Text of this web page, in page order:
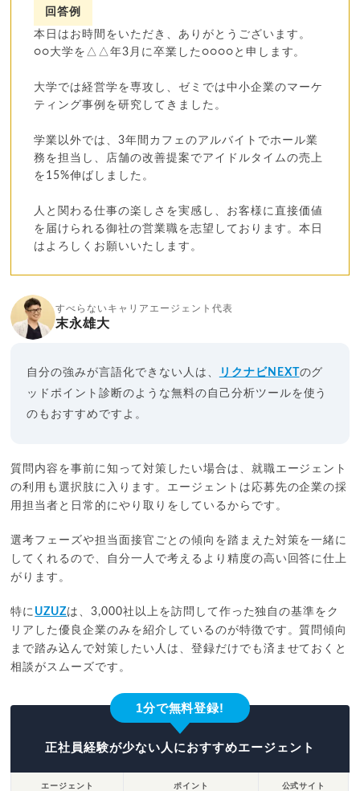
回答例
本日はお時間をいただき、ありがとうございます。
○○大学を△△年3月に卒業した○○○○と申します。
大学では経営学を専攻し、ゼミでは中小企業のマーケ
ティング事例を研究してきました。
学業以外では、3年間カフェのアルバイトでホール業
務を担当し、店舗の改善提案でアイドルタイムの売上
を15%伸ばしました。
人と関わる仕事の楽しさを実感し、お客様に直接価値
を届けられる御社の営業職を志望しております。本日
はよろしくお願いいたします。
すべらないキャリアエージェント代表
末永雄大
自分の強みが言語化できない人は、 リクナビNEXTのグ
ッドポイント診断のような無料の自己分析ツールを使う
のもおすすめですよ。
質問内容を事前に知って対策したい場合は、就職エージェント
の利用も選択肢に入ります。エージェントは応募先の企業の採
用担当者と日常的にやり取りをしているからです。
選考フェーズや担当面接官ごとの傾向を踏まえた対策を一緒に
してくれるので、自分一人で考えるより精度の高い回答に仕上
がります。
特に UZUZは、3,000社以上を訪問して作った独自の基準をク
リアした優良企業のみを紹介しているのが特徴です。質問傾向
まで踏み込んで対策したい人は、登録だけでも済ませておくと
相談がスムーズです。
1分で無料登録!
正社員経験が少ない人におすすめエージェント
エージェント ポイント 公式サイト